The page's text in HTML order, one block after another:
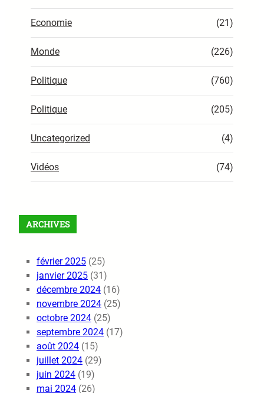
Economie (21)
Monde (226)
Politique (760)
Politique (205)
Uncategorized (4)
Vidéos (74)
ARCHIVES
février 2025 (25)
janvier 2025 (31)
décembre 2024 (16)
novembre 2024 (25)
octobre 2024 (25)
septembre 2024 (17)
août 2024 (15)
juillet 2024 (29)
juin 2024 (19)
mai 2024 (26)